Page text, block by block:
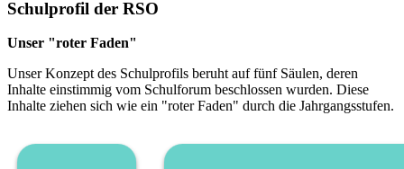
Schulprofil der RSO
Unser "roter Faden"
Unser Konzept des Schulprofils beruht auf fünf Säulen, deren
Inhalte einstimmig vom Schulforum beschlossen wurden. Diese
Inhalte ziehen sich wie ein "roter Faden" durch die Jahrgangsstufen.